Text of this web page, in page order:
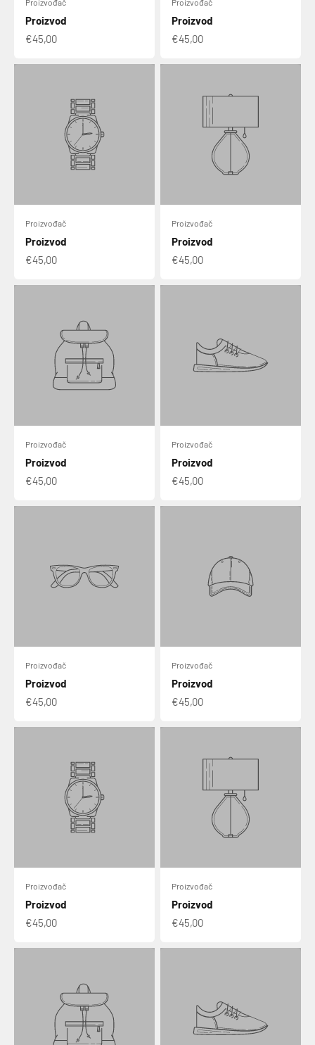
Proizvođač
Proizvod
€45,00
Proizvođač
Proizvod
€45,00
Proizvođač
Proizvod
€45,00
Proizvođač
Proizvod
€45,00
Proizvođač
Proizvod
€45,00
Proizvođač
Proizvod
€45,00
Proizvođač
Proizvod
€45,00
Proizvođač
Proizvod
€45,00
Proizvođač
Proizvod
€45,00
Proizvođač
Proizvod
€45,00